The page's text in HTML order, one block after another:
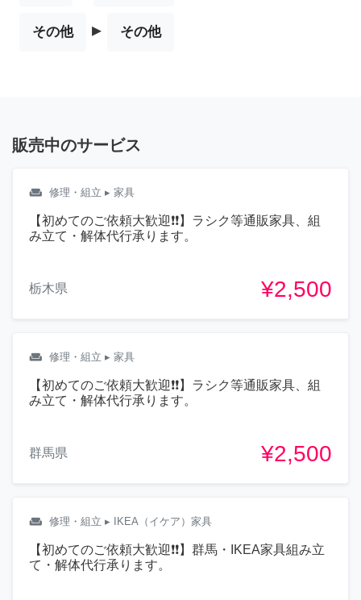
その他 ▸ その他
販売中のサービス
weekend 修理・組立 ▸ 家具
【初めてのご依頼大歓迎❗❗】ラシク等通販家具、組
み立て・解体代行承ります。
栃木県 ¥2,500
weekend 修理・組立 ▸ 家具
【初めてのご依頼大歓迎❗❗】ラシク等通販家具、組
み立て・解体代行承ります。
群馬県 ¥2,500
weekend 修理・組立 ▸ IKEA（イケア）家具
【初めてのご依頼大歓迎❗❗】群馬・IKEA家具組み立
て・解体代行承ります。